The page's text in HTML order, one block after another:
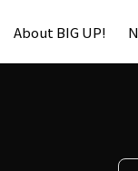
About BIG UP!